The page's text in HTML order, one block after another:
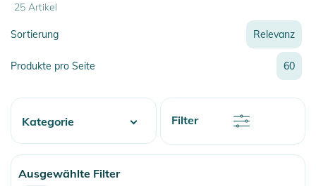
25 Artikel
Sortierung
Relevanz
Relevanz
Neueste
Preis
Rabatt
Name
Name
Produkte pro Seite 60
Filter
Kategorie
Fashion & More
Ausgewählte Filter